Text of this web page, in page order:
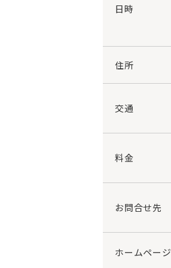
日時
住所
交通
料金
お問合せ先
ホームページ